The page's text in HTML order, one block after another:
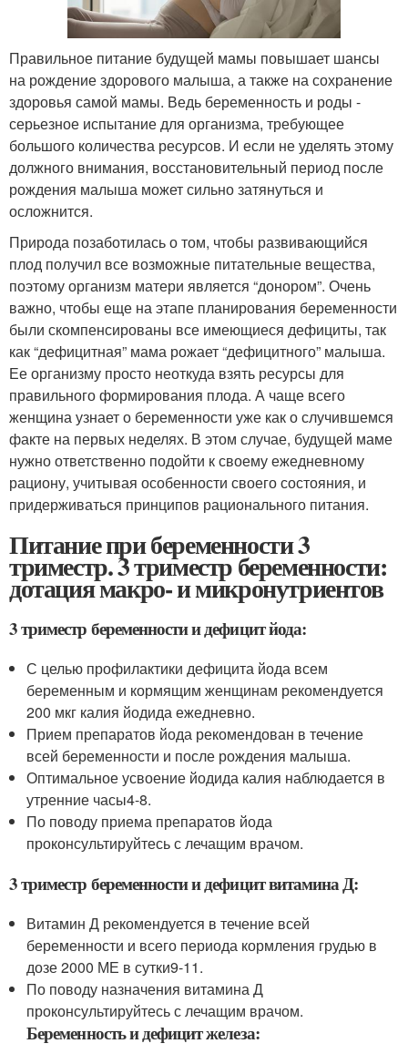
Правильное питание будущей мамы повышает шансы
на рождение здорового малыша, а также на сохранение
здоровья самой мамы. Ведь беременность и роды -
серьезное испытание для организма, требующее
большого количества ресурсов. И если не уделять этому
должного внимания, восстановительный период после
рождения малыша может сильно затянуться и
осложнится.
Природа позаботилась о том, чтобы развивающийся
плод получил все возможные питательные вещества,
поэтому организм матери является “донором”. Очень
важно, чтобы еще на этапе планирования беременности
были скомпенсированы все имеющиеся дефициты, так
как “дефицитная” мама рожает “дефицитного” малыша.
Ее организму просто неоткуда взять ресурсы для
правильного формирования плода. А чаще всего
женщина узнает о беременности уже как о случившемся
факте на первых неделях. В этом случае, будущей маме
нужно ответственно подойти к своему ежедневному
рациону, учитывая особенности своего состояния, и
придерживаться принципов рационального питания.
Питание при беременности 3
триместр. 3 триместр беременности:
дотация макро- и микронутриентов
3 триместр беременности и дефицит йода:
С целью профилактики дефицита йода всем
беременным и кормящим женщинам рекомендуется
200 мкг калия йодида ежедневно.
Прием препаратов йода рекомендован в течение
всей беременности и после рождения малыша.
Оптимальное усвоение йодида калия наблюдается в
утренние часы4-8.
По поводу приема препаратов йода
проконсультируйтесь с лечащим врачом.
3 триместр беременности и дефицит витамина Д:
Витамин Д рекомендуется в течение всей
беременности и всего периода кормления грудью в
дозе 2000 МЕ в сутки9-11.
По поводу назначения витамина Д
проконсультируйтесь с лечащим врачом.
Беременность и дефицит железа: